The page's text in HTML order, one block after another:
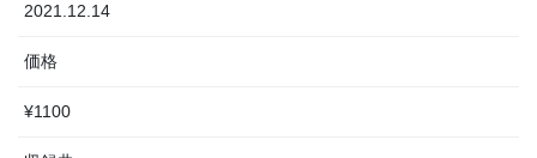
2021.12.14
価格
¥1100